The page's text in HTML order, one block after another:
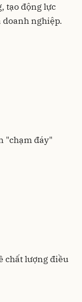
tạo động lực
doanh nghiệp.
"chạm đáy"
chất lượng điều